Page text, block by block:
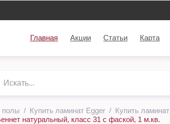
Главная Акции Статьи Карта
полы Купить ламинат Egger Купить ламинат
натуральный, класс 31 с фаской, 1 м.кв.